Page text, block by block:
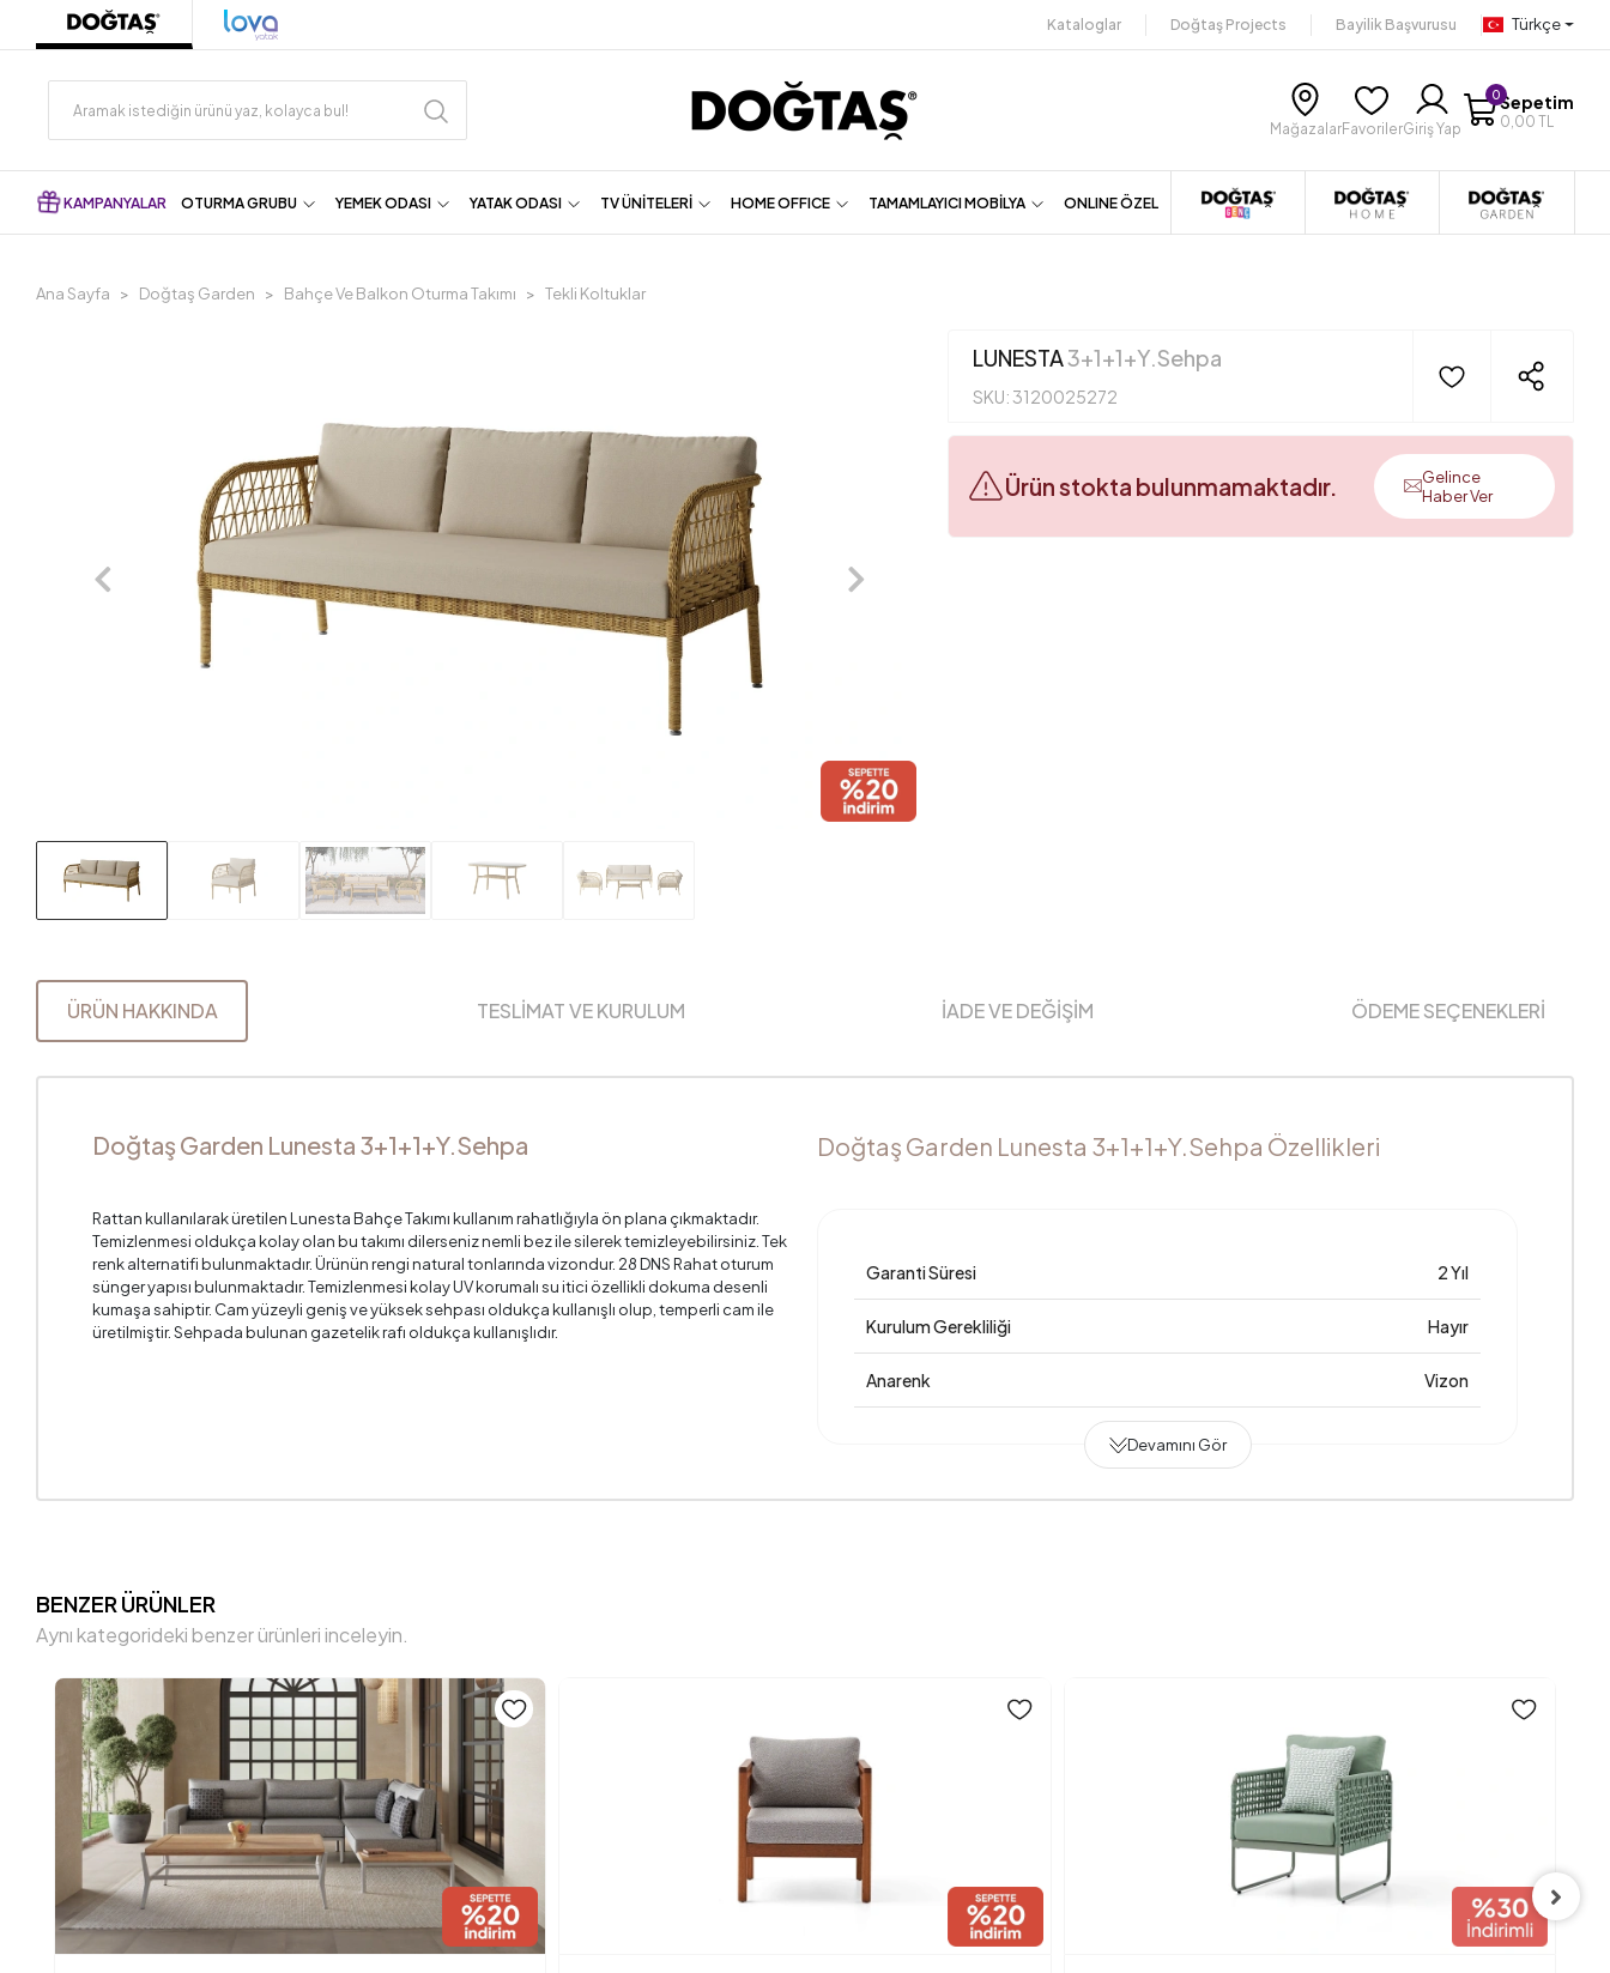
Kataloglar Doğtaş Projects Bayilik Başvurusu Türkçe
MağazalarFavorilerGiriş Yap
0Sepetim
0,00 TL
KAMPANYALAR OTURMA GRUBU YEMEK ODASI YATAK ODASI TV ÜNİTELERİ HOME OFFICE TAMAMLAYICI MOBİLYA ONLINE ÖZEL
Ana Sayfa Doğtaş Garden Bahçe Ve Balkon Oturma Takımı Tekli Koltuklar
LUNESTA3+1+1+Y.Sehpa
SKU: 3120025272
Ürün stokta bulunmamaktadır.
Gelince
Haber Ver
ÜRÜN HAKKINDA TESLİMAT VE KURULUM İADE VE DEĞİŞİM ÖDEME SEÇENEKLERİ
Doğtaş Garden Lunesta 3+1+1+Y.Sehpa
Rattan kullanılarak üretilen Lunesta Bahçe Takımı kullanım rahatlığıyla ön plana çıkmaktadır.
Temizlenmesi oldukça kolay olan bu takımı dilerseniz nemli bez ile silerek temizleyebilirsiniz. Tek
renk alternatifi bulunmaktadır. Ürünün rengi natural tonlarında vizondur. 28 DNS Rahat oturum
sünger yapısı bulunmaktadır. Temizlenmesi kolay UV korumalı su itici özellikli dokuma desenli
kumaşa sahiptir. Cam yüzeyli geniş ve yüksek sehpası oldukça kullanışlı olup, temperli cam ile
üretilmiştir. Sehpada bulunan gazetelik rafı oldukça kullanışlıdır.
Doğtaş Garden Lunesta 3+1+1+Y.Sehpa Özellikleri
Garanti Süresi 2 Yıl
Kurulum Gerekliliği Hayır
Anarenk Vizon
Devamını Gör
BENZER ÜRÜNLER
Aynı kategorideki benzer ürünleri inceleyin.